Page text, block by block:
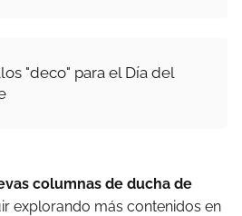
"deco" para el Día del
columnas de ducha de
explorando más contenidos en